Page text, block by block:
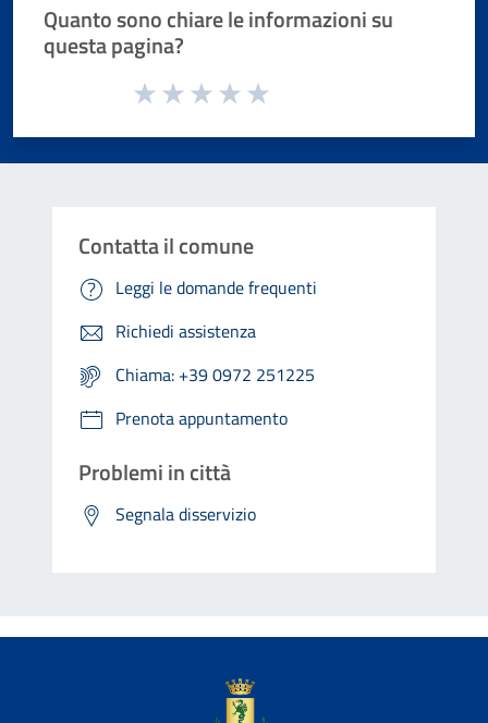
Quanto sono chiare le informazioni su
questa pagina?
Valuta da 1 a 5 stelle la pagina
Contatta il comune
Leggi le domande frequenti
Richiedi assistenza
Chiama: +39 0972 251225
Prenota appuntamento
Problemi in città
Segnala disservizio